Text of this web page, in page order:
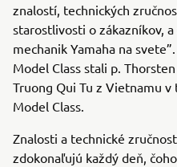
znalostí, technických
starostlivosti o zákazníkov,
mechanik Yamaha na
Model Class stali p.
Truong Qui Tu z Vietnamu
Model Class.
Znalosti a technické
zdokonaľujú každý deň,